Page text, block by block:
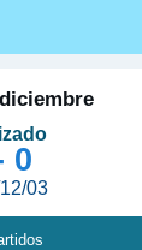
0
03